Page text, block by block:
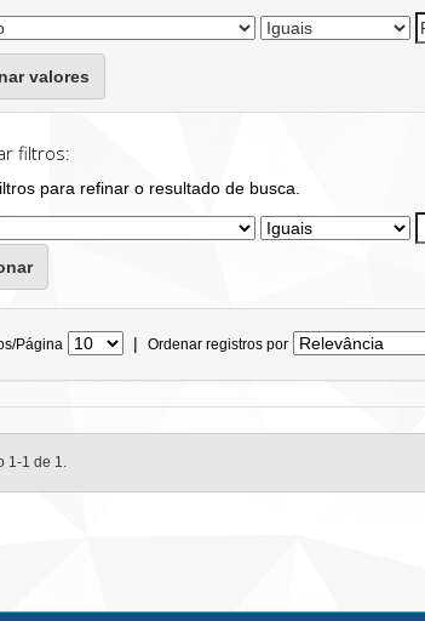
valores
filtros:
para refinar o resultado de busca.
Página | Ordenar registros por
1-1 de 1.